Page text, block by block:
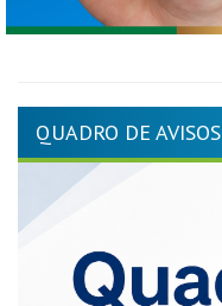
QUADRO DE AVISOS